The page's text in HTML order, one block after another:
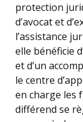
protection
d’avocat et
l’assistance
elle bénéficie
et d’un
le centre
en charge les
différend se